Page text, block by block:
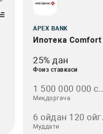
APEX BANK
Ипотека Сomfort
25% дан
Фоиз ставкаси
1 500 000 000
Миқдоргача
6 ойдан 120
Муддати